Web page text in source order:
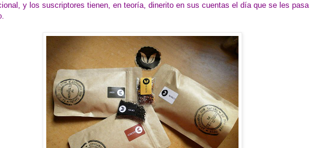
y los suscriptores tienen, en teoría, dinerito en sus cuentas el día que se les pasa